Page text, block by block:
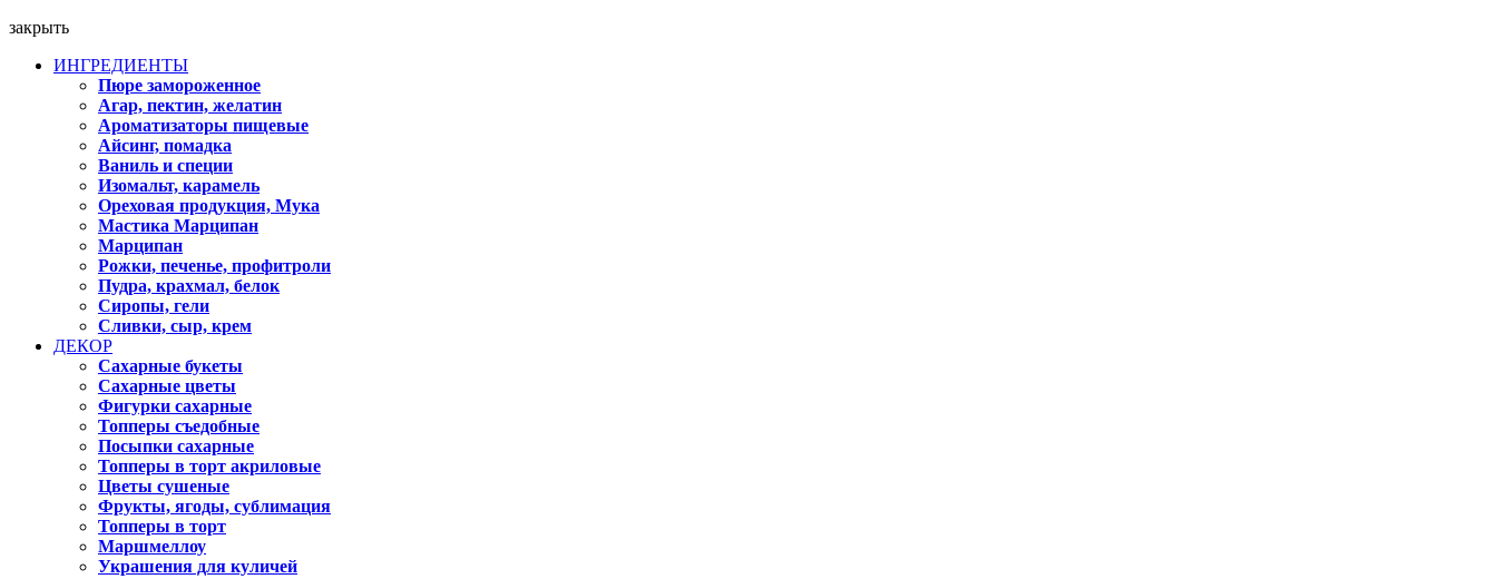
закрыть
ИНГРЕДИЕНТЫ
Пюре замороженное
Агар, пектин, желатин
Ароматизаторы пищевые
Айсинг, помадка
Ваниль и специи
Изомальт, карамель
Ореховая продукция, Мука
Мастика Марципан
Марципан
Рожки, печенье, профитроли
Пудра, крахмал, белок
Сиропы, гели
Сливки, сыр, крем
ДЕКОР
Сахарные букеты
Сахарные цветы
Фигурки сахарные
Топперы съедобные
Посыпки сахарные
Топперы в торт акриловые
Цветы сушеные
Фрукты, ягоды, сублимация
Топперы в торт
Маршмеллоу
Украшения для куличей